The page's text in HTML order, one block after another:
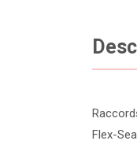
Flex-